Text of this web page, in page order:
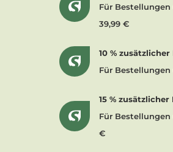
Für Bestellungen
39,99 €
10 %
Für Bestellungen
15 % zusätzlicher
Für Bestellungen
€